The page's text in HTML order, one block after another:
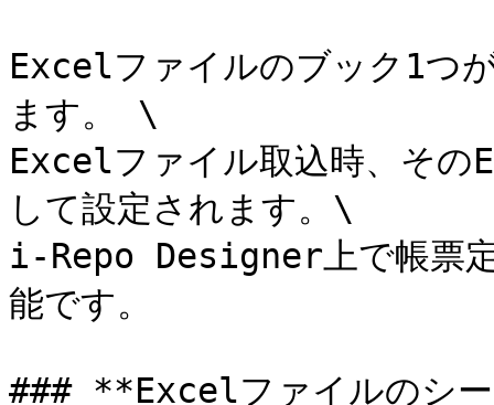
Excelファイルのブック1つ
ます。 \
Excelファイル取込時、その
して設定されます。\
i-Repo Designer上で帳票定
能です。
### **Excelファイルのシー